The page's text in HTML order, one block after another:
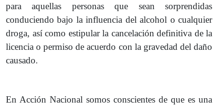
para aquellas personas que sean sorprendidas
conduciendo bajo la influencia del alcohol o cualquier
droga, así como estipular la cancelación definitiva de la
licencia o permiso de acuerdo con la gravedad del daño
causado.
En Acción Nacional somos conscientes de que es una